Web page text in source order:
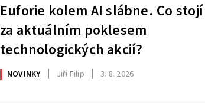
Euforie kolem AI slábne. Co stojí
za aktuálním poklesem
technologických akcií?
NOVINKY Jiří Filip 3. 8. 2026